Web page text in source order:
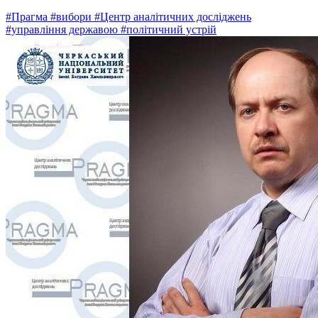
#Прагма #вибори #Центр аналітичних досліджень
#управління державою #політичний устрій